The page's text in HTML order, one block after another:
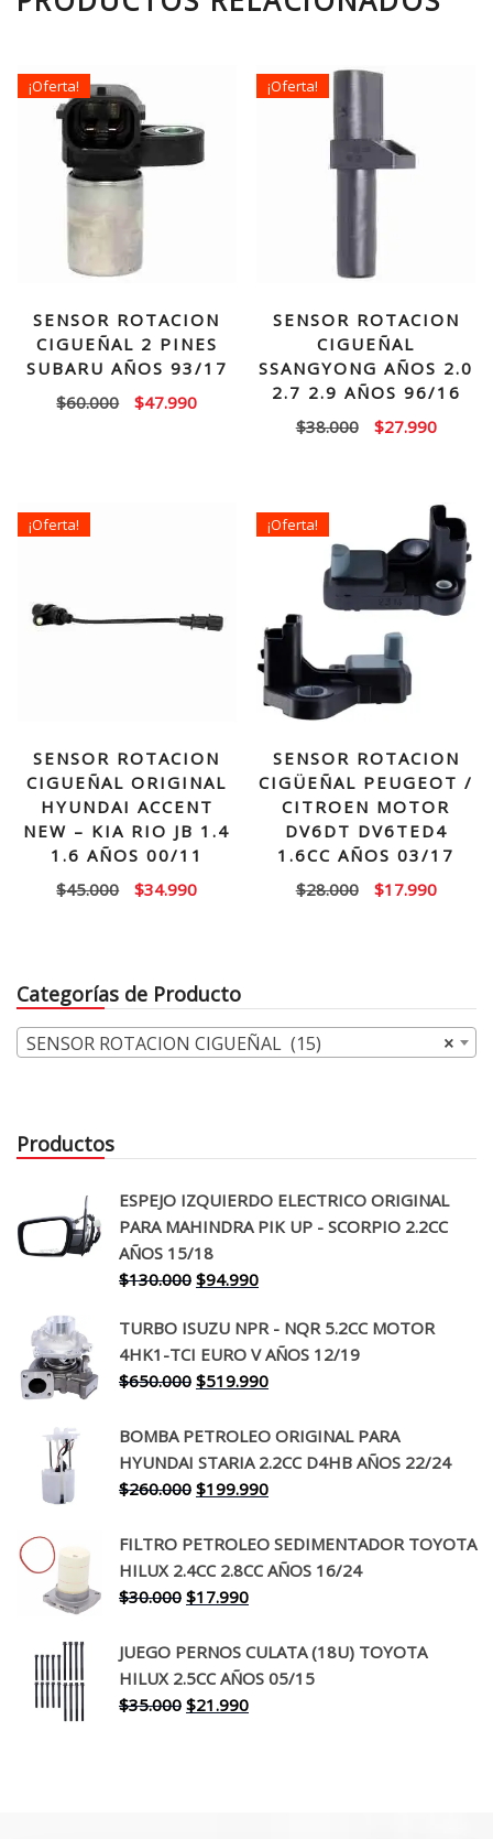
¡Oferta!
SENSOR ROTACION
CIGUEÑAL 2 PINES
SUBARU AÑOS 93/17
$60.000
El
$47.990El
$47.990.
¡Oferta!
SENSOR ROTACION
CIGUEÑAL
SSANGYONG AÑOS 2.0
2.7 2.9 AÑOS 96/16
$38.000
El
$38.000.
$27.990El
es:
¡Oferta!
SENSOR ROTACION
CIGUEÑAL ORIGINAL
HYUNDAI ACCENT
NEW – KIA RIO JB 1.4
1.6 AÑOS 00/11
$45.000
El
$45.000.
$34.990El
$34.990.
¡Oferta!
SENSOR ROTACION
CIGÜEÑAL PEUGEOT /
CITROEN MOTOR
DV6DT DV6TED4
1.6CC AÑOS 03/17
$28.000
El
$17.990El
Categorías de Producto
×
SENSOR ROTACION CIGUEÑAL (15)
Productos
ESPEJO IZQUIERDO ELECTRICO ORIGINAL
PARA MAHINDRA PIK UP - SCORPIO 2.2CC
AÑOS 15/18
$130.000 El
original
era:
$130.000.
$94.990El
actual
es:
$94.990.
TURBO ISUZU NPR - NQR 5.2CC MOTOR
4HK1-TCI EURO V AÑOS 12/19
$650.000 El
original
era:
$650.000.
$519.990El
actual
es:
$519.990.
BOMBA PETROLEO ORIGINAL PARA
HYUNDAI STARIA 2.2CC D4HB AÑOS 22/24
$260.000 El
original
era:
$260.000.
$199.990El
actual
es:
FILTRO PETROLEO SEDIMENTADOR TOYOTA
HILUX 2.4CC 2.8CC AÑOS 16/24
$30.000 El
original
era:
$30.000.
$17.990El
actual
es:
$17.990.
JUEGO PERNOS CULATA (18U) TOYOTA
HILUX 2.5CC AÑOS 05/15
$35.000 El
$21.990El